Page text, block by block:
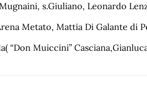
s.Giuliano, Leonardo
Metato, Mattia Di Galante di
“Don Muiccini”